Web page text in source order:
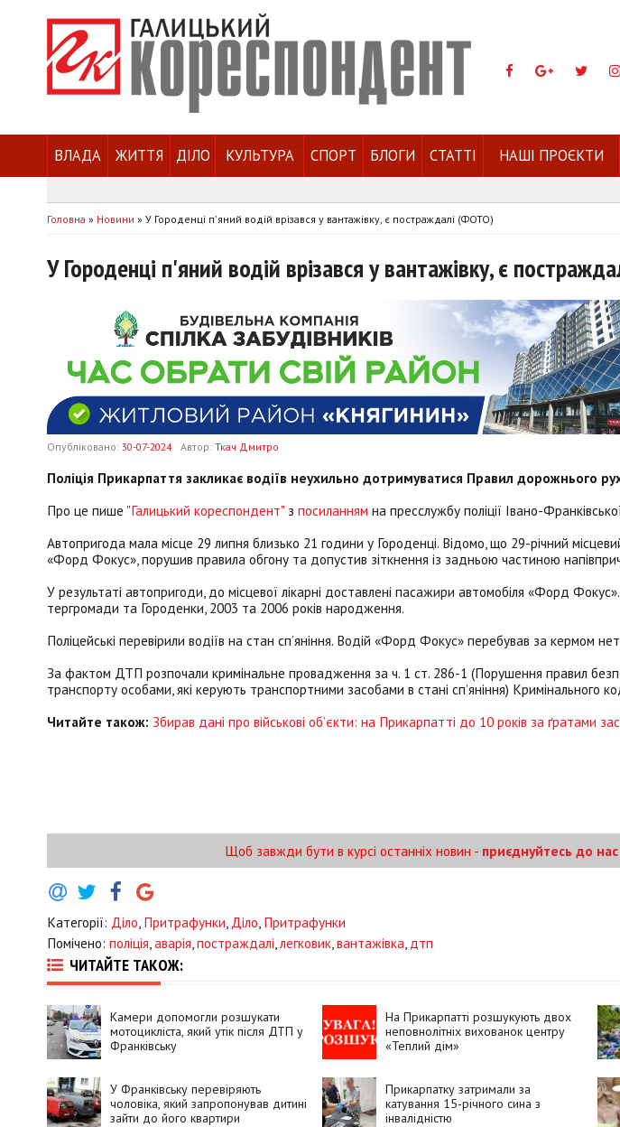
ВЛАДА ЖИТТЯ ДІЛО КУЛЬТУРА СПОРТ БЛОГИ СТАТТІ НАШІ ПРОЄКТИ
Головна » Новини » У Городенці п'яний водій врізався у вантажівку, є постраждалі (ФОТО)
У Городенці п'яний водій врізався у вантажівку, є
Опубліковано: 30-07-2024 Автор: Ткач Дмитро
Поліція Прикарпаття закликає водіїв неухильно дотримуватися Правил дорожнього
Про це пише "Галицький кореспондент"з посиланням на пресслужбу поліції Івано-
Автопригода мала місце 29 липня близько 21 години у Городенці. Відомо, що 29-річний
«Форд Фокус», порушив правила обгону та допустив зіткнення із задньою частиною
У результаті автопригоди, до місцевої лікарні доставлені пасажири автомобіля «Форд
тергромади та Городенки, 2003 та 2006 років народження.
Поліцейські перевірили водіїв на стан сп’яніння. Водій «Форд Фокус» перебував за кермом
За фактом ДТП розпочали кримінальне провадження за ч. 1 ст. 286-1 (Порушення правил
транспорту особами, які керують транспортними засобами в стані сп’яніння) Кримінального
Читайте також: Збирав дані про військові об’єкти: на Прикарпатті до 10 років за ґратами
Щоб завжди бути в курсі останніх новин - приєднуйтесь до
Категорії: Діло Притрафунки Діло Притрафунки
Помічено: поліція аварія постраждалі легковик вантажівка дтп
ЧИТАЙТЕ ТАКОЖ:
Камери допомогли розшукати
мотоцикліста, який утік після ДТП у
Франківську
На Прикарпатті розшукують двох
неповнолітніх вихованок центру
«Теплий дім»
У Франківську перевіряють
чоловіка, який запропонував дитині
зайти до його квартири
Прикарпатку затримали за
катування 15-річного сина з
інвалідністю